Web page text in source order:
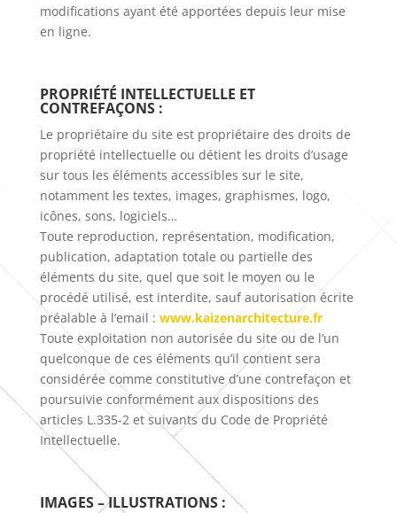
modifications ayant été apportées depuis leur mise
en ligne.
PROPRIÉTÉ INTELLECTUELLE ET
CONTREFAÇONS :
Le propriétaire du site est propriétaire des droits de
propriété intellectuelle ou détient les droits d’usage
sur tous les éléments accessibles sur le site,
notamment les textes, images, graphismes, logo,
icônes, sons, logiciels…
Toute reproduction, représentation, modification,
publication, adaptation totale ou partielle des
éléments du site, quel que soit le moyen ou le
procédé utilisé, est interdite, sauf autorisation écrite
préalable à l’email : www.kaizenarchitecture.fr
Toute exploitation non autorisée du site ou de l’un
quelconque de ces éléments qu’il contient sera
considérée comme constitutive d’une contrefaçon et
poursuivie conformément aux dispositions des
articles L.335-2 et suivants du Code de Propriété
Intellectuelle.
IMAGES – ILLUSTRATIONS :